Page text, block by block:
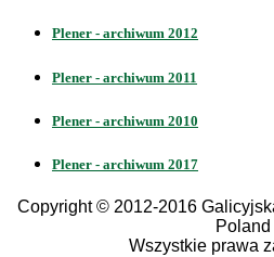
Plener - archiwum 2012
Plener - archiwum 2011
Plener - archiwum 2010
Plener - archiwum 2017
Copyright © 2012-2016
Poland
Wszystkie prawa